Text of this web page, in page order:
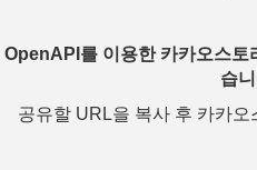
OpenAPI를 이용한 카카오스토
습
공유할 URL을 복사 후 카카